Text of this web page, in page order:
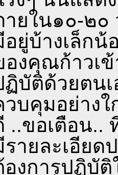
ายใน๑๐-๒๐
อยู่บ้างเล็ก
องคุณก้าวเ
ฏิบัติด้วยตนเ
วบคุมอย่าง
..ขอเตือน..
รายละเอียด
องการปฏิบัติ